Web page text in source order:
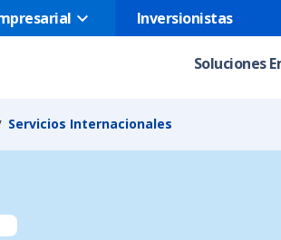
Inversionistas
Soluciones
Servicios Internacionales